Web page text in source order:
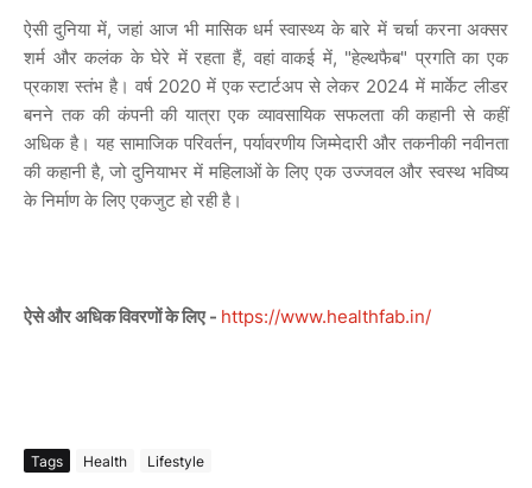
ऐसी दुनिया में, जहां आज भी मासिक धर्म स्वास्थ्य के बारे में चर्चा करना अक्सर
शर्म और कलंक के घेरे में रहता हैं, वहां वाकई में, "हेल्थफैब" प्रगति का एक
प्रकाश स्तंभ है। वर्ष 2020 में एक स्टार्टअप से लेकर 2024 में मार्केट लीडर
बनने तक की कंपनी की यात्रा एक व्यावसायिक सफलता की कहानी से कहीं
अधिक है। यह सामाजिक परिवर्तन, पर्यावरणीय जिम्मेदारी और तकनीकी नवीनता
की कहानी है, जो दुनियाभर में महिलाओं के लिए एक उज्जवल और स्वस्थ भविष्य
के निर्माण के लिए एकजुट हो रही है।
ऐसे और अधिक विवरणों के लिए - https://www.healthfab.in/
Tags Health Lifestyle